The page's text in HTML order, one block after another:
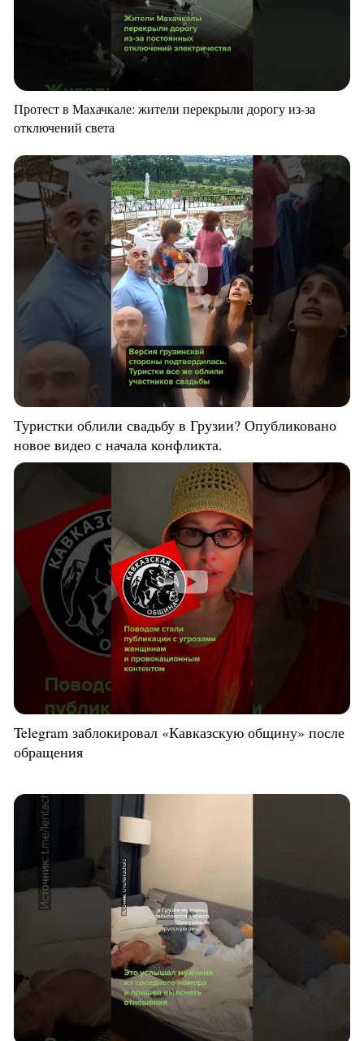
Протест в Махачкале: жители перекрыли дорогу из-за
отключений света
Туристки облили свадьбу в Грузии? Опубликовано
новое видео с начала конфликта.
Telegram заблокировал «Кавказскую общину» после
обращения